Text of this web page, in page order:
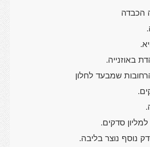
הכבדה
.
.
באוזנייה.
שמבעד לחלון
.
.
סדקים.
נוסף נוצר בליבה.